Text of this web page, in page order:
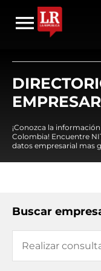
¡Conozca la
Colombia! Encuentre
datos empresarial mas
Buscar